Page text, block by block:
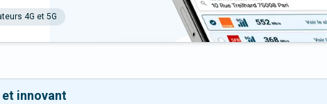
4G et 5G
innovant